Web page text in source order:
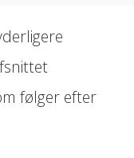
følger efter